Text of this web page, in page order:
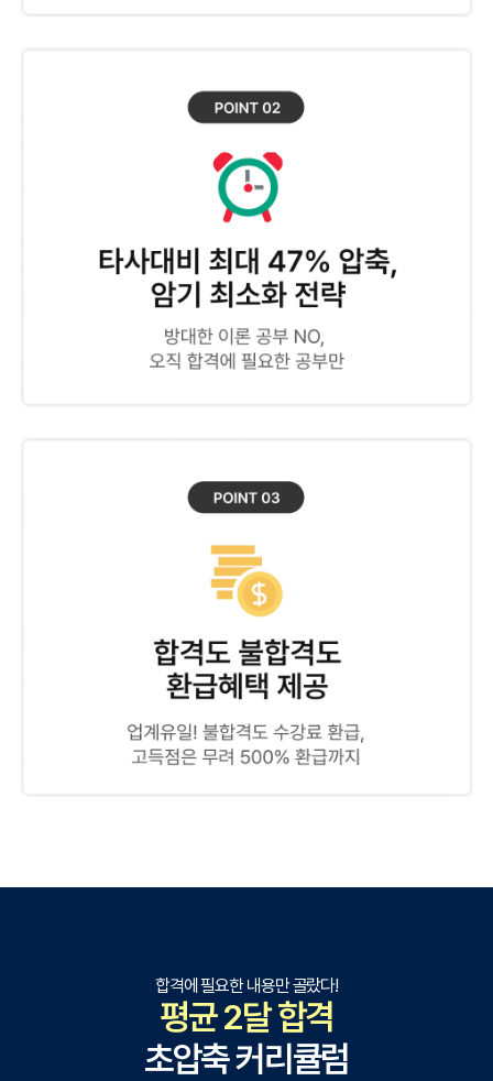
합격에 필요한 내용만 골랐다!
평균 2달 합격
초압축 커리큘럼